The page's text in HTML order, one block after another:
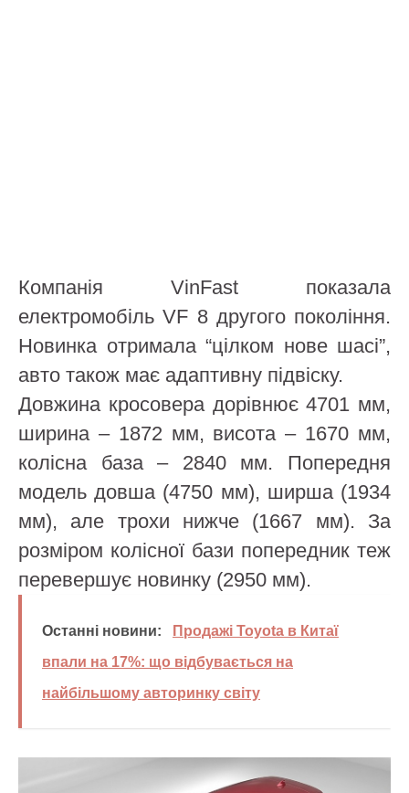
Компанія VinFast показала
електромобіль VF 8 другого покоління.
Новинка отримала “цілком нове шасі”,
авто також має адаптивну підвіску.
Довжина кросовера дорівнює 4701 мм,
ширина – 1872 мм, висота – 1670 мм,
колісна база – 2840 мм. Попередня
модель довша (4750 мм), ширша (1934
мм), але трохи нижче (1667 мм). За
розміром колісної бази попередник теж
перевершує новинку (2950 мм).
Останні новини:
Продажі Toyota в Китаї
впали на 17%: що відбувається на
найбільшому авторинку світу